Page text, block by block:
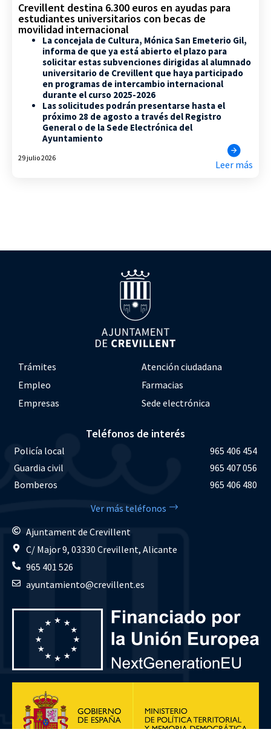
Crevillent destina 6.300 euros en ayudas para
estudiantes universitarios con becas de
movilidad internacional
La concejala de Cultura, Mónica San Emeterio Gil,
informa de que ya está abierto el plazo para
solicitar estas subvenciones dirigidas al alumnado
universitario de Crevillent que haya participado
en programas de intercambio internacional
durante el curso 2025-2026
Las solicitudes podrán presentarse hasta el
próximo 28 de agosto a través del Registro
General o de la Sede Electrónica del
Ayuntamiento
29 julio 2026
Leer más
Trámites
Atención ciudadana
Empleo
Farmacias
Empresas
Sede electrónica
Teléfonos de interés
Policía local
965 406 454
Guardia civil
965 407 056
Bomberos
965 406 480
Ver más teléfonos
Ajuntament de Crevillent
C/ Major 9, 03330 Crevillent, Alicante
965 401 526
ayuntamiento@crevillent.es